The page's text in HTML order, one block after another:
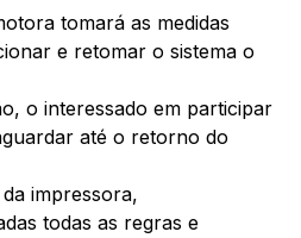
tomará as medidas
e retomar o sistema o
o interessado em participar
até o retorno do
impressora,
todas as regras e